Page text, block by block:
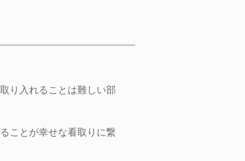
り入れることは難しい部
ことが幸せな看取りに繋